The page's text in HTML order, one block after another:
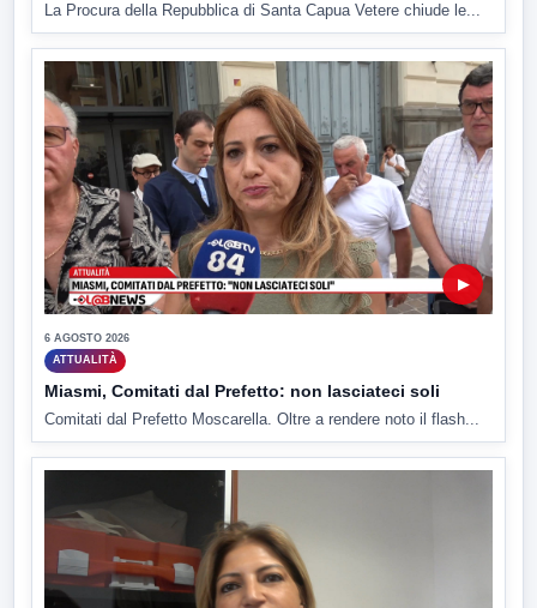
La Procura della Repubblica di Santa Capua Vetere chiude le...
▶
6 AGOSTO 2026
ATTUALITÀ
Miasmi, Comitati dal Prefetto: non lasciateci soli
Comitati dal Prefetto Moscarella. Oltre a rendere noto il flash...